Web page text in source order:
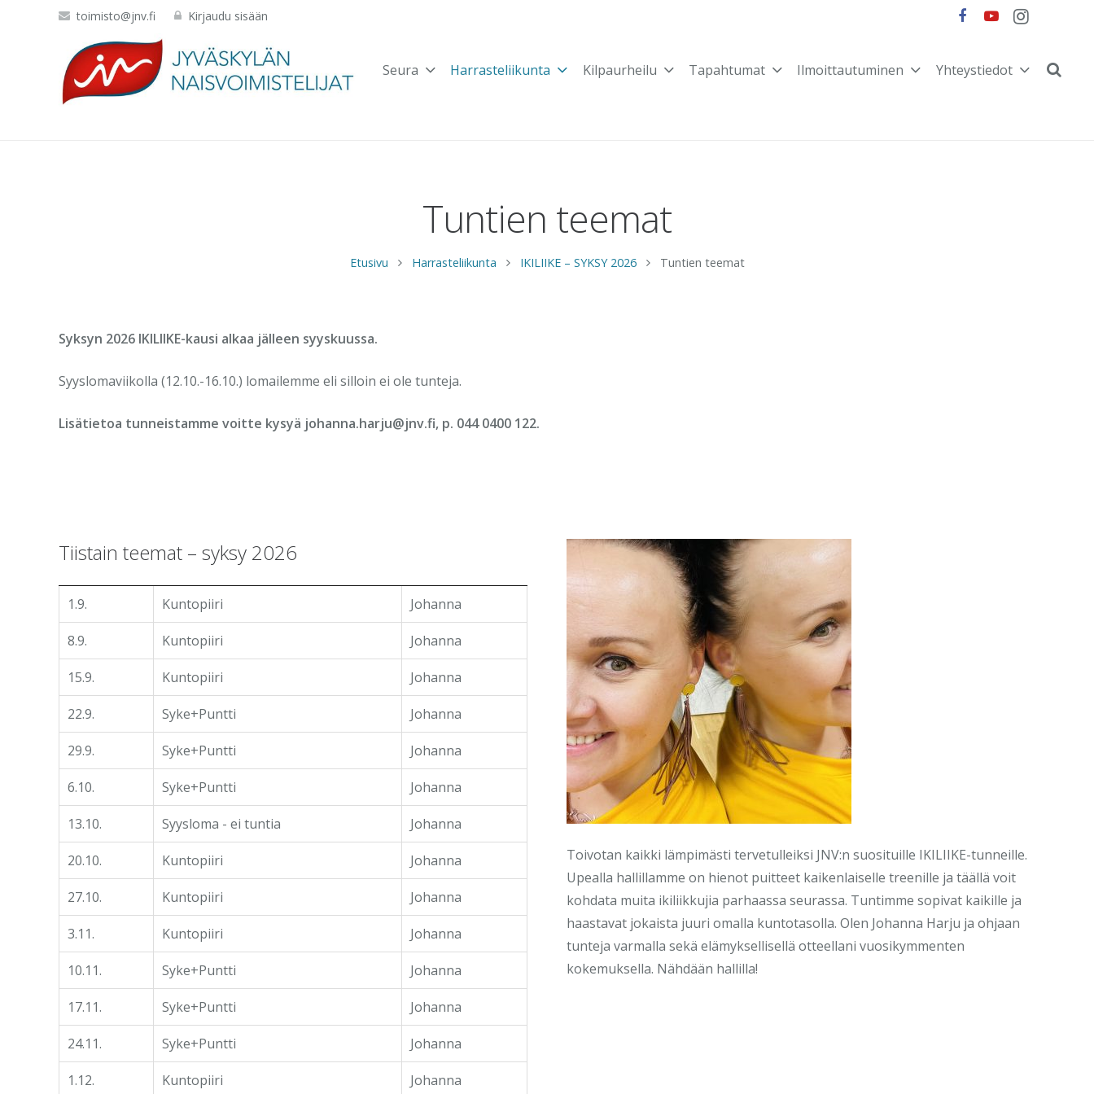
toimisto@jnv.fi Kirjaudu sisään
Seura Harrasteliikunta Kilpaurheilu Tapahtumat Ilmoittautuminen Yhteystiedot
Tuntien teemat
Etusivu Harrasteliikunta IKILIIKE – SYKSY 2026 Tuntien teemat
Syksyn 2026 IKILIIKE-kausi alkaa jälleen syyskuussa.
Syyslomaviikolla (12.10.-16.10.) lomailemme eli silloin ei ole tunteja.
Lisätietoa tunneistamme voitte kysyä johanna.harju@jnv.fi, p. 044 0400 122.
Tiistain teemat – syksy 2026
1.9. Kuntopiiri Johanna
8.9. Kuntopiiri Johanna
15.9. Kuntopiiri Johanna
22.9. Syke+Puntti Johanna
29.9. Syke+Puntti Johanna
6.10. Syke+Puntti Johanna
13.10. Syysloma - ei tuntia Johanna
20.10. Kuntopiiri Johanna
27.10. Kuntopiiri Johanna
3.11. Kuntopiiri Johanna
10.11. Syke+Puntti Johanna
17.11. Syke+Puntti Johanna
24.11. Syke+Puntti Johanna
1.12. Kuntopiiri Johanna
Toivotan kaikki lämpimästi tervetulleiksi JNV:n suosituille IKILIIKE-tunneille.
Upealla hallillamme on hienot puitteet kaikenlaiselle treenille ja täällä voit
kohdata muita ikiliikkujia parhaassa seurassa. Tuntimme sopivat kaikille ja
haastavat jokaista juuri omalla kuntotasolla. Olen Johanna Harju ja ohjaan
tunteja varmalla sekä elämyksellisellä otteellani vuosikymmenten
kokemuksella. Nähdään hallilla!